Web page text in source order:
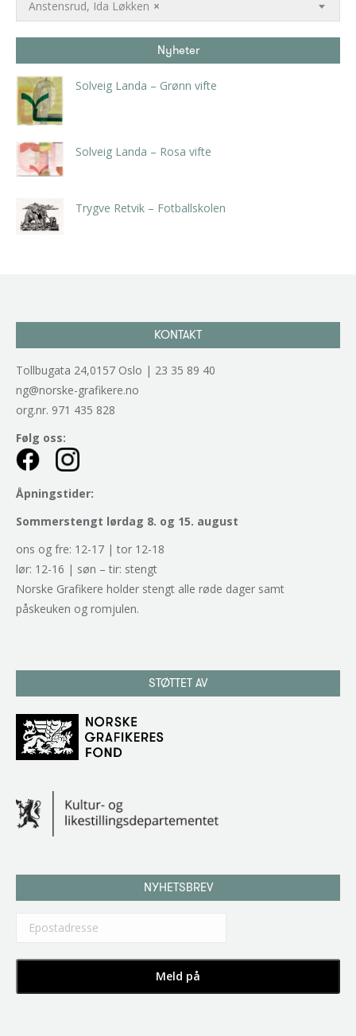
×
Anstensrud, Ida Løkken
Nyheter
Solveig Landa – Grønn vifte
Solveig Landa – Rosa vifte
Trygve Retvik – Fotballskolen
KONTAKT
Tollbugata 24,0157 Oslo | 23 35 89 40
ng@norske-grafikere.no
org.nr. 971 435 828
Følg oss:
Åpningstider:
Sommerstengt lørdag 8. og 15. august
ons og fre: 12-17 | tor 12-18
lør: 12-16 | søn – tir: stengt
Norske Grafikere holder stengt alle røde dager samt
påskeuken og romjulen.
STØTTET AV
NYHETSBREV